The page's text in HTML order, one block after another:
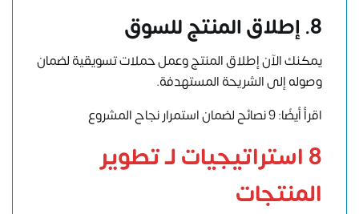
8. إطلاق المنتج للسوق
يمكنك الآن إطلاق المنتج وعمل حملات تسويقية لضمان
وصوله إلى الشريحة المستهدفة.
اقرأ أيضًا: 9 نصائح لضمان استمرار نجاح المشروع
8 استراتيجيات لـ تطوير
المنتجات